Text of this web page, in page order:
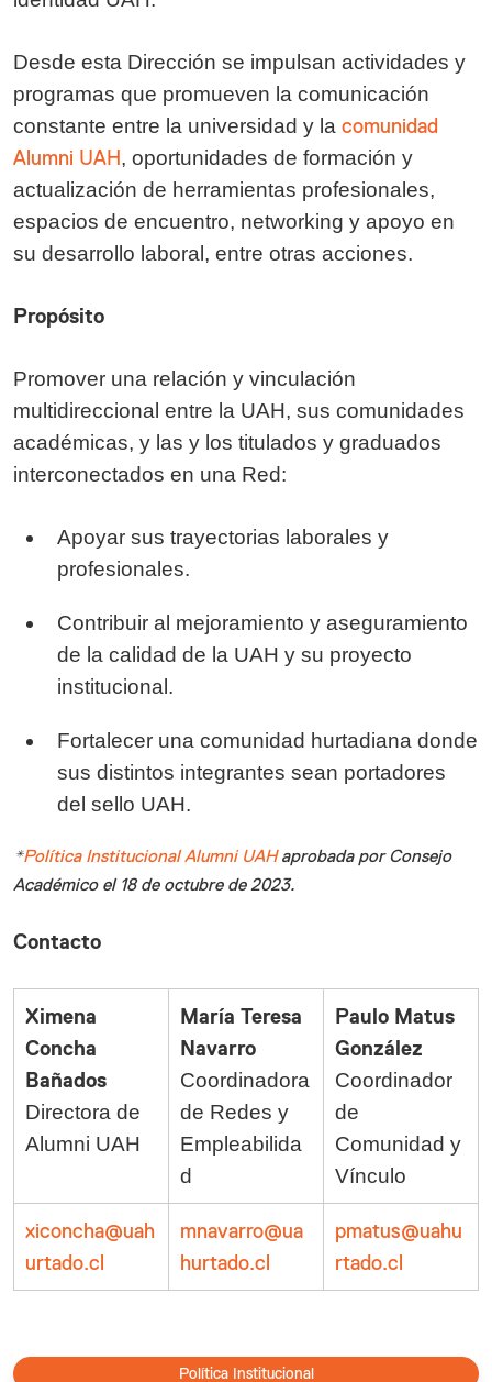
Desde esta Dirección se impulsan actividades y
programas que promueven la comunicación
constante entre la universidad y la comunidad
Alumni UAH, oportunidades de formación y
actualización de herramientas profesionales,
espacios de encuentro, networking y apoyo en
su desarrollo laboral, entre otras acciones.
Propósito
Promover una relación y vinculación
multidireccional entre la UAH, sus comunidades
académicas, y las y los titulados y graduados
interconectados en una Red:
Apoyar sus trayectorias laborales y
profesionales.
Contribuir al mejoramiento y aseguramiento
de la calidad de la UAH y su proyecto
institucional.
Fortalecer una comunidad hurtadiana donde
sus distintos integrantes sean portadores
del sello UAH.
*Política Institucional Alumni UAHaprobada por Consejo
Académico el 18 de octubre de 2023.
Contacto
Ximena
Concha
Bañados
Directora de
Alumni UAH
María Teresa
Navarro
Coordinadora
de Redes y
Empleabilida
d
Paulo Matus
González
Coordinador
de
Comunidad y
Vínculo
xiconcha@uah
urtado.cl
mnavarro@ua
hurtado.cl
pmatus@uahu
rtado.cl
Política Institucional